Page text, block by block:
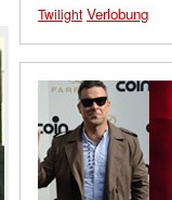
Twilight Verlobung